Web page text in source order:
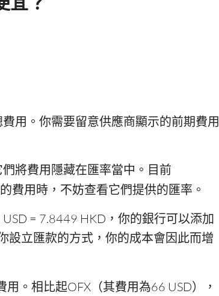
用。你需要留意供應商顯示的前期費用
將費用隱藏在匯率當中。目前
費用時，不妨查看它們提供的匯率。
= 7.8449 HKD，你的銀行可以添加
設立匯款的方式，你的成本會因此而增
。相比起OFX（其費用為66 USD），